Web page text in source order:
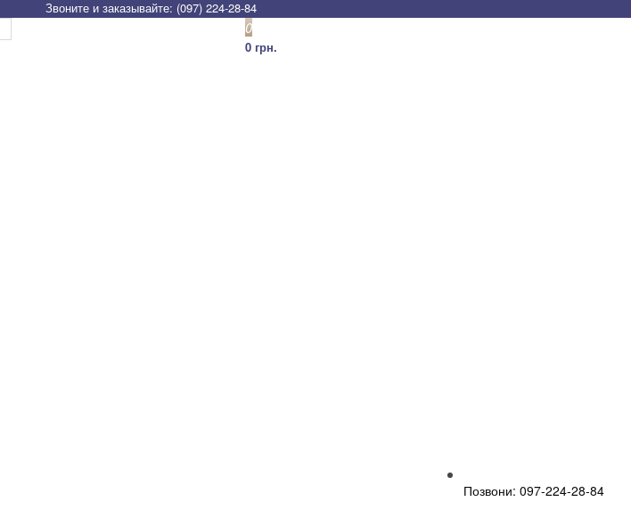
Звоните и заказывайте: (097) 224-28-84
0
0 грн.
Позвони: 097-224-28-84